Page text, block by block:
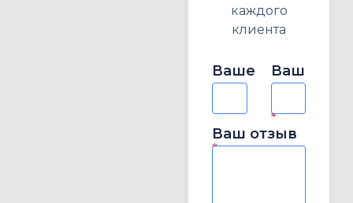
каждого
клиента
Ваше
имя
Ваш
e-
*
Ваш отзыв
*